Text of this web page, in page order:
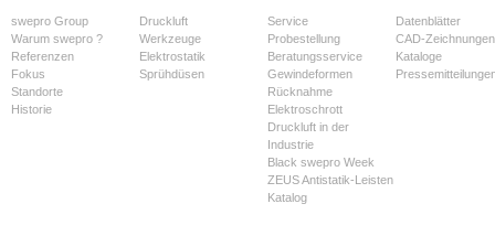
swepro Group
Warum swepro ?
Referenzen
Fokus
Standorte
Historie
Druckluft
Werkzeuge
Elektrostatik
Sprühdüsen
Service
Probestellung
Beratungsservice
Gewindeformen
Rücknahme
Elektroschrott
Druckluft in der
Industrie
Black swepro Week
ZEUS Antistatik-Leisten
Katalog
Datenblätter
CAD-Zeichnungen
Kataloge